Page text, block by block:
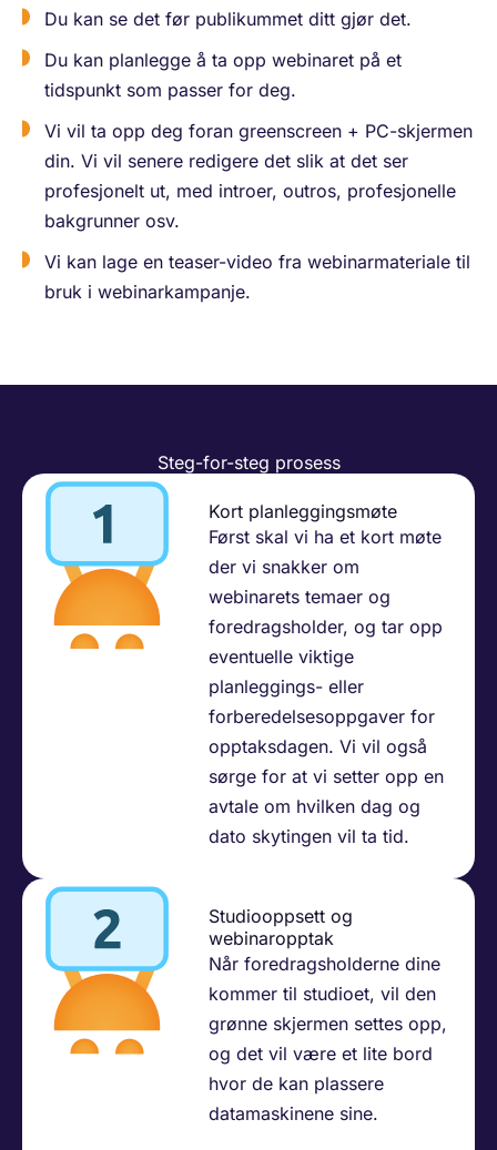
Du kan se det før publikummet ditt gjør det.
Du kan planlegge å ta opp webinaret på et
tidspunkt som passer for deg.
Vi vil ta opp deg foran greenscreen + PC-skjermen
din. Vi vil senere redigere det slik at det ser
profesjonelt ut, med introer, outros, profesjonelle
bakgrunner osv.
Vi kan lage en teaser-video fra webinarmateriale til
bruk i webinarkampanje.
Steg-for-steg prosess
Kort planleggingsmøte
Først skal vi ha et kort møte
der vi snakker om
webinarets temaer og
foredragsholder, og tar opp
eventuelle viktige
planleggings- eller
forberedelsesoppgaver for
opptaksdagen. Vi vil også
sørge for at vi setter opp en
avtale om hvilken dag og
dato skytingen vil ta tid.​
Studiooppsett og
webinaropptak​
Når foredragsholderne dine
kommer til studioet, vil den
grønne skjermen settes opp,
og det vil være et lite bord
hvor de kan plassere
datamaskinene sine.